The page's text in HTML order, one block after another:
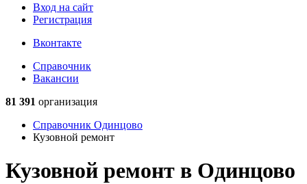
Вход на сайт
Регистрация
Вконтакте
Справочник
Вакансии
81 391 организация
Справочник Одинцово
Кузовной ремонт
Кузовной ремонт в Одинцово